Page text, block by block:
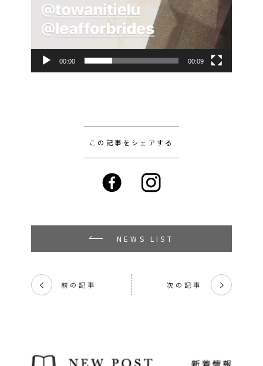
00:00 00:09
この記事をシェアする
NEWS LIST
く 前の記事 次の記事 く